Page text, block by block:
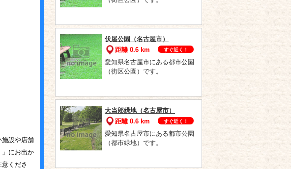
設や店舗
」にお出か
くださ
伏屋公園（名古屋市）
距離 0.6 km
すぐ近く！
愛知県名古屋市にある都市公園
（街区公園）です。
大当郎緑地（名古屋市）
距離 0.6 km
すぐ近く！
愛知県名古屋市にある都市公園
（都市緑地）です。